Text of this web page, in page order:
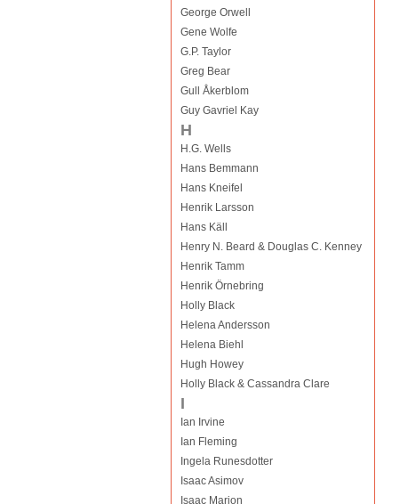
George Orwell
Gene Wolfe
G.P. Taylor
Greg Bear
Gull Åkerblom
Guy Gavriel Kay
H
H.G. Wells
Hans Bemmann
Hans Kneifel
Henrik Larsson
Hans Käll
Henry N. Beard & Douglas C. Kenney
Henrik Tamm
Henrik Örnebring
Holly Black
Helena Andersson
Helena Biehl
Hugh Howey
Holly Black & Cassandra Clare
I
Ian Irvine
Ian Fleming
Ingela Runesdotter
Isaac Asimov
Isaac Marion